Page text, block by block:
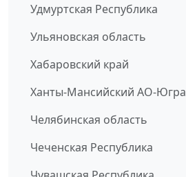
Удмуртская Республика
Ульяновская область
Хабаровский край
Ханты-Мансийский АО-Югра
Челябинская область
Чеченская Республика